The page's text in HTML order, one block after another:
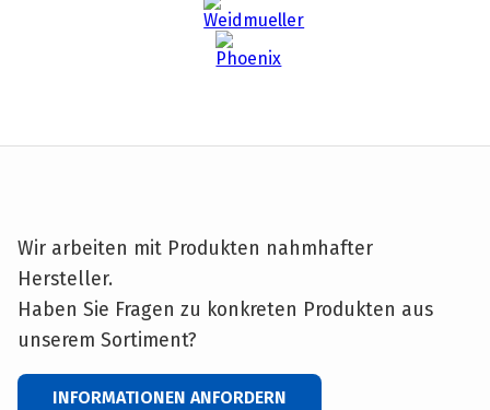
Wir arbeiten mit Produkten nahmhafter
Hersteller.
Haben Sie Fragen zu konkreten Produkten aus
unserem Sortiment?
INFORMATIONEN ANFORDERN